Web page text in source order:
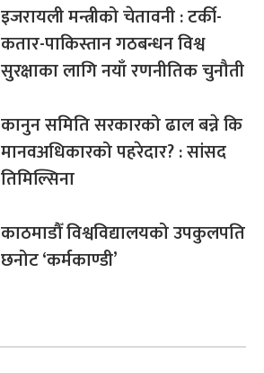
इजरायली मन्त्रीको चेतावनी : टर्की-
कतार-पाकिस्तान गठबन्धन विश्व
सुरक्षाका लागि नयाँ रणनीतिक चुनौती
कानुन समिति सरकारको ढाल बन्ने कि
मानवअधिकारको पहरेदार? : सांसद
तिमिल्सिना
काठमाडौँ विश्वविद्यालयको उपकुलपति
छनोट ‘कर्मकाण्डी’